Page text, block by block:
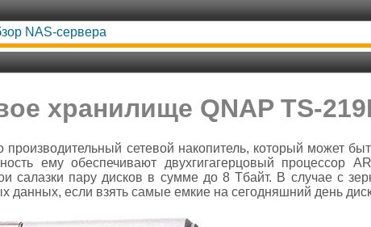
NAS-сервера
хранилище QNAP TS-
сетевой накопитель, который может
ему обеспечивают двухгигагерцовый процессор
салазки пару дисков в сумме до 8 Тбайт. В случае с
если взять самые емкие на сегодняшний день